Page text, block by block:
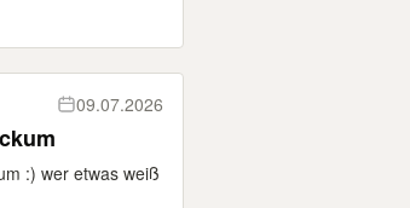
09.07.2026
:) wer etwas weiß